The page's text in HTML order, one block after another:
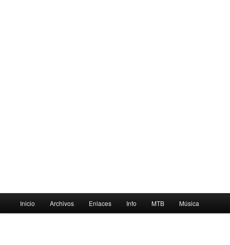
principal
Inicio Archivos Enlaces Info MTB Música